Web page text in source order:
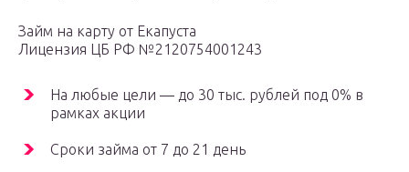
Займ на карту от Екапуста
Лицензия ЦБ РФ №2120754001243
На любые цели — до 30 тыс. рублей под 0% в
рамках акции
Сроки займа от 7 до 21 день